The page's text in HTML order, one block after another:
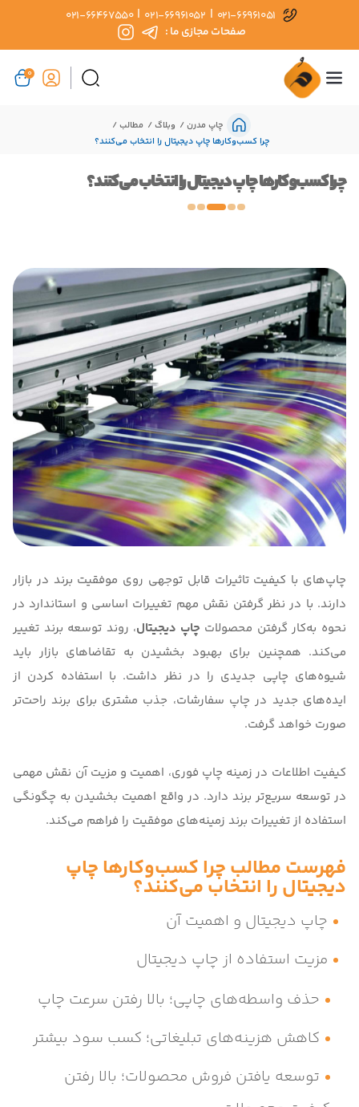
021-66961051
|
021-66961052
|
021-66467550
صفحات مجازی ما :
0
چاپ مدرن وبلاگ
مطالب
چرا کسب‌وکارها چاپ دیجیتال را انتخاب می‌کنند؟
چرا کسب‌وکارها چاپ دیجیتال را انتخاب می‌کنند؟
چاپ‌های با کیفیت تاثیرات قابل توجهی روی موفقیت برند در بازار
دارند. با در نظر گرفتن نقش مهم تغییرات اساسی و استاندارد در
نحوه به‌کار گرفتن محصولات چاپ دیجیتال، روند توسعه برند تغییر
می‌کند. همچنین برای بهبود بخشیدن به تقاضاهای بازار باید
شیوه‌های چاپی جدیدی را در نظر داشت. با استفاده کردن از
ایده‌های جدید در چاپ سفارشات، جذب مشتری برای برند راحت‌تر
صورت خواهد گرفت.
کیفیت اطلاعات در زمینه چاپ فوری، اهمیت و مزیت آن نقش مهمی
در توسعه سریع‌تر برند دارد. در واقع اهمیت بخشیدن به چگونگی
استفاده از تغییرات برند زمینه‌های موفقیت را فراهم می‌کند.
فهرست مطالب چرا کسب‌وکارها چاپ
دیجیتال را انتخاب می‌کنند؟
چاپ دیجیتال و اهمیت آن
مزیت استفاده از چاپ دیجیتال
حذف واسطه‌های چاپی؛ بالا رفتن سرعت چاپ
کاهش هزینه‌های تبلیغاتی؛ کسب سود بیشتر
توسعه یافتن فروش محصولات؛ بالا رفتن